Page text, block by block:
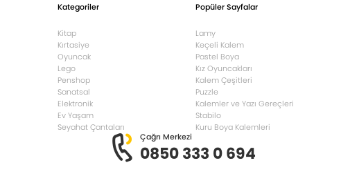
Kategoriler
Kitap
Kırtasiye
Oyuncak
Lego
Penshop
Sanatsal
Elektronik
Ev Yaşam
Seyahat Çantaları
Popüler Sayfalar
Lamy
Keçeli Kalem
Pastel Boya
Kız Oyuncakları
Kalem Çeşitleri
Puzzle
Kalemler ve Yazı Gereçleri
Stabilo
Kuru Boya Kalemleri
Çağrı Merkezi
0850 333 0 694